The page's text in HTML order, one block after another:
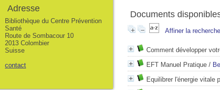
Documents
Affiner la recherche
Comment développer
EFT Manuel Pratique /
Equilibrer l'énergie vitale
Adresse
Bibliothèque du Centre Prévention
Santé
Route de Sombacour 10
2013 Colombier
Suisse
contact